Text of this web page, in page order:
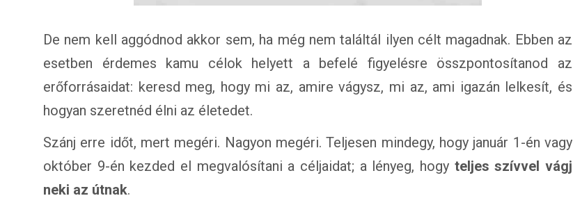
De nem kell aggódnod akkor sem, ha még nem találtál ilyen célt magadnak. Ebben az
esetben érdemes kamu célok helyett a befelé figyelésre összpontosítanod az
erőforrásaidat: keresd meg, hogy mi az, amire vágysz, mi az, ami igazán lelkesít, és
hogyan szeretnéd élni az életedet.
Szánj erre időt, mert megéri. Nagyon megéri. Teljesen mindegy, hogy január 1-én vagy
október 9-én kezded el megvalósítani a céljaidat; a lényeg, hogy teljes szívvel vágj
neki az útnak.